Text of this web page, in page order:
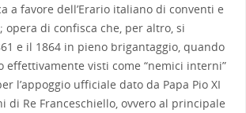
a favore dell’Erario italiano di conventi e
opera di confisca che, per altro, si
e il 1864 in pieno brigantaggio, quando
effettivamente visti come “nemici interni”
l’appoggio ufficiale dato da Papa Pio XI
di Re Franceschiello, ovvero al principale